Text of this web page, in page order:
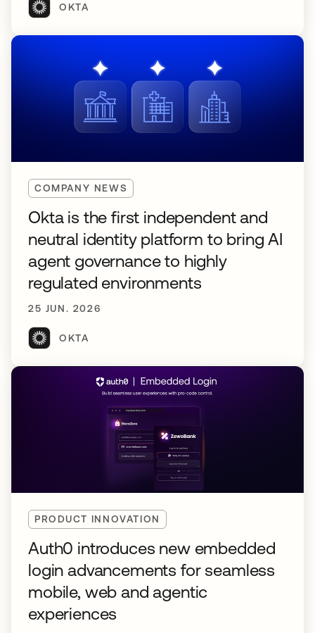
OKTA
COMPANY NEWS
Okta is the first independent and
neutral identity platform to bring AI
agent governance to highly
regulated environments
25 JUN. 2026
OKTA
PRODUCT INNOVATION
Auth0 introduces new embedded
login advancements for seamless
mobile, web and agentic
experiences